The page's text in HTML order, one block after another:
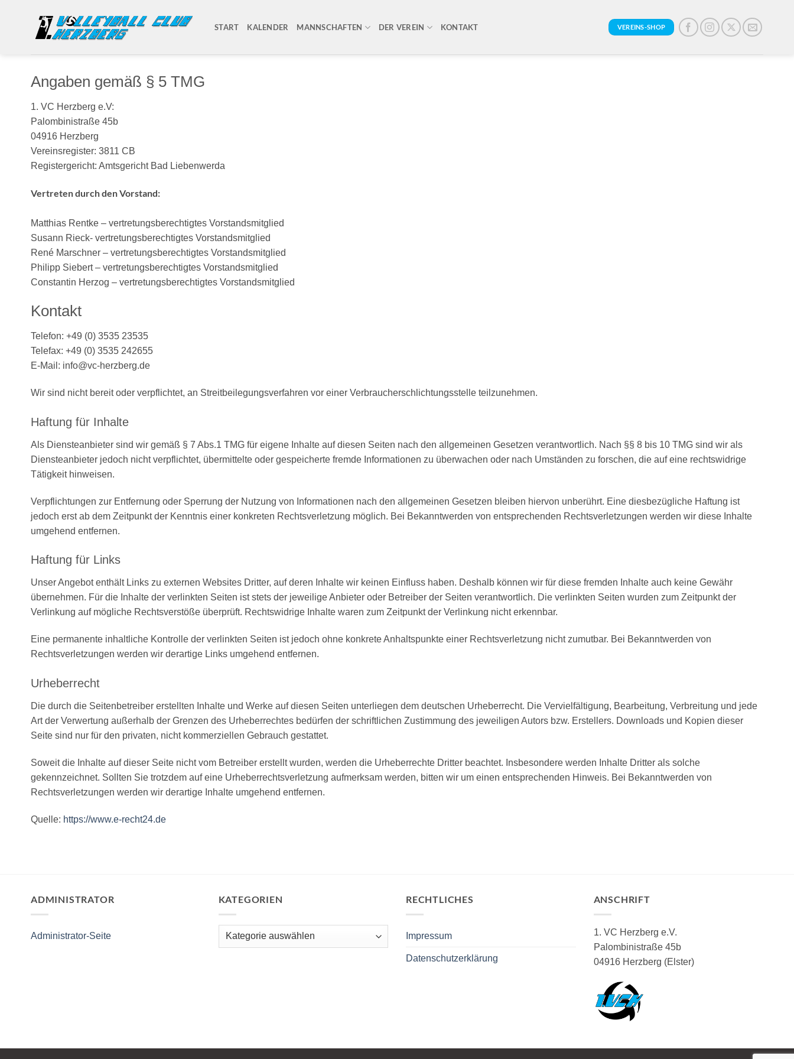
springen
START KALENDER MANNSCHAFTEN DER VEREIN KONTAKT VEREINS-SHOP
Angaben gemäß § 5 TMG
1. VC Herzberg e.V:
Palombinistraße 45b
04916 Herzberg
Vereinsregister: 3811 CB
Registergericht: Amtsgericht Bad Liebenwerda
Vertreten durch den Vorstand:
Matthias Rentke – vertretungsberechtigtes Vorstandsmitglied
Susann Rieck- vertretungsberechtigtes Vorstandsmitglied
René Marschner – vertretungsberechtigtes Vorstandsmitglied
Philipp Siebert – vertretungsberechtigtes Vorstandsmitglied
Constantin Herzog – vertretungsberechtigtes Vorstandsmitglied
Kontakt
Telefon: +49 (0) 3535 23535
Telefax: +49 (0) 3535 242655
E-Mail: info@vc-herzberg.de
Wir sind nicht bereit oder verpflichtet, an Streitbeilegungsverfahren vor einer Verbraucherschlichtungsstelle teilzunehmen.
Haftung für Inhalte
Als Diensteanbieter sind wir gemäß § 7 Abs.1 TMG für eigene Inhalte auf diesen Seiten nach den allgemeinen Gesetzen verantwortlich. Nach §§ 8 bis 10 TMG sind wir als
Diensteanbieter jedoch nicht verpflichtet, übermittelte oder gespeicherte fremde Informationen zu überwachen oder nach Umständen zu forschen, die auf eine rechtswidrige
Tätigkeit hinweisen.
Verpflichtungen zur Entfernung oder Sperrung der Nutzung von Informationen nach den allgemeinen Gesetzen bleiben hiervon unberührt. Eine diesbezügliche Haftung ist
jedoch erst ab dem Zeitpunkt der Kenntnis einer konkreten Rechtsverletzung möglich. Bei Bekanntwerden von entsprechenden Rechtsverletzungen werden wir diese Inhalte
umgehend entfernen.
Haftung für Links
Unser Angebot enthält Links zu externen Websites Dritter, auf deren Inhalte wir keinen Einfluss haben. Deshalb können wir für diese fremden Inhalte auch keine Gewähr
übernehmen. Für die Inhalte der verlinkten Seiten ist stets der jeweilige Anbieter oder Betreiber der Seiten verantwortlich. Die verlinkten Seiten wurden zum Zeitpunkt der
Verlinkung auf mögliche Rechtsverstöße überprüft. Rechtswidrige Inhalte waren zum Zeitpunkt der Verlinkung nicht erkennbar.
Eine permanente inhaltliche Kontrolle der verlinkten Seiten ist jedoch ohne konkrete Anhaltspunkte einer Rechtsverletzung nicht zumutbar. Bei Bekanntwerden von
Rechtsverletzungen werden wir derartige Links umgehend entfernen.
Urheberrecht
Die durch die Seitenbetreiber erstellten Inhalte und Werke auf diesen Seiten unterliegen dem deutschen Urheberrecht. Die Vervielfältigung, Bearbeitung, Verbreitung und jede
Art der Verwertung außerhalb der Grenzen des Urheberrechtes bedürfen der schriftlichen Zustimmung des jeweiligen Autors bzw. Erstellers. Downloads und Kopien dieser
Seite sind nur für den privaten, nicht kommerziellen Gebrauch gestattet.
Soweit die Inhalte auf dieser Seite nicht vom Betreiber erstellt wurden, werden die Urheberrechte Dritter beachtet. Insbesondere werden Inhalte Dritter als solche
gekennzeichnet. Sollten Sie trotzdem auf eine Urheberrechtsverletzung aufmerksam werden, bitten wir um einen entsprechenden Hinweis. Bei Bekanntwerden von
Rechtsverletzungen werden wir derartige Inhalte umgehend entfernen.
Quelle: https://www.e-recht24.de
ADMINISTRATOR
Administrator-Seite
KATEGORIEN
Kategorien
RECHTLICHES
Impressum
Datenschutzerklärung
ANSCHRIFT
1. VC Herzberg e.V.
Palombinistraße 45b
04916 Herzberg (Elster)